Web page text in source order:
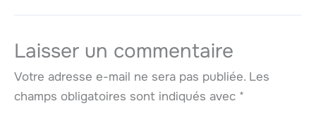
Laisser un commentaire
Votre adresse e-mail ne sera pas publiée. Les
champs obligatoires sont indiqués avec *